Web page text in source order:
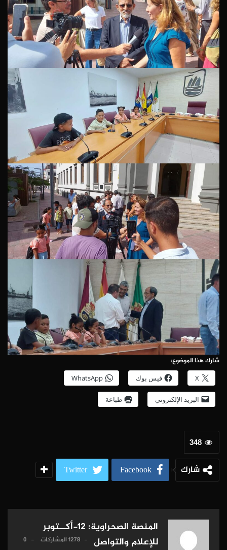
شارك هذا الموضوع:
X فيس بوك WhatsApp
البريد الإلكتروني طباعة
348
شارك Facebook
Twitter
المنصة الصحراوية: 12-أكــتوبر
للإعلام والتواصل
1278 المشاركات 0